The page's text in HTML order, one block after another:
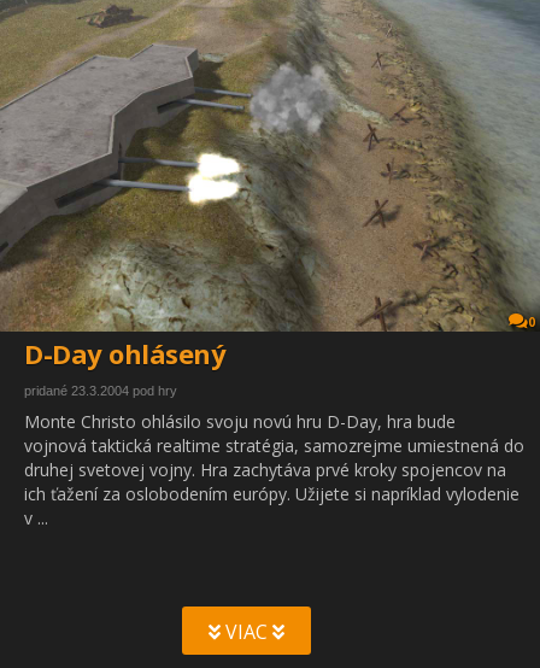
0
D-Day ohlásený
pridané 23.3.2004 pod hry
Monte Christo ohlásilo svoju novú hru D-Day, hra bude
vojnová taktická realtime stratégia, samozrejme umiestnená do
druhej svetovej vojny. Hra zachytáva prvé kroky spojencov na
ich ťažení za oslobodením európy. Užijete si napríklad vylodenie
v ...
VIAC